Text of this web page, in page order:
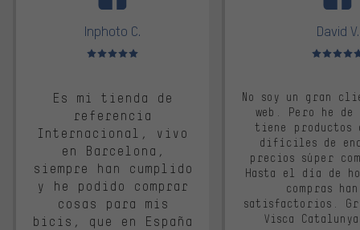
Inphoto C.
Valoración media: 5 de 5
Es mi tienda de
referencia
Internacional, vivo
en Barcelona,
siempre han cumplido
y he podido comprar
cosas para mis
bicis, que en España
David V.
Valoración
No soy un gran
web. Pero he
tiene productos
difíciles de
precios súper
Hasta el día de
compras
satisfactorios.
Visca